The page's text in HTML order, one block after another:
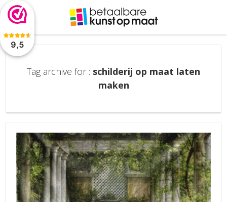
9,5
Tag archive for : schilderij op maat laten
maken
De waardering van www.betaalbarekunst.nl bij
is 9.5/10 gebaseerd op 2045 reviews.